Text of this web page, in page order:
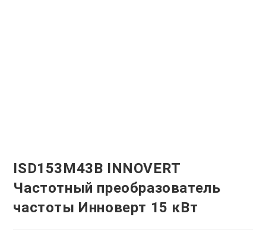
ISD153M43B INNOVERT
Частотный преобразователь
частоты Инноверт 15 кВт